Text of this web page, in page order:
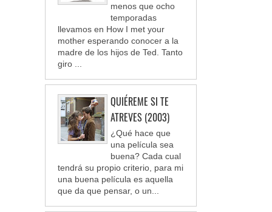
menos que ocho
temporadas
llevamos en How I met your
mother esperando conocer a la
madre de los hijos de Ted. Tanto
giro ...
QUIÉREME SI TE
ATREVES (2003)
¿Qué hace que
una película sea
buena? Cada cual
tendrá su propio criterio, para mi
una buena película es aquella
que da que pensar, o un...